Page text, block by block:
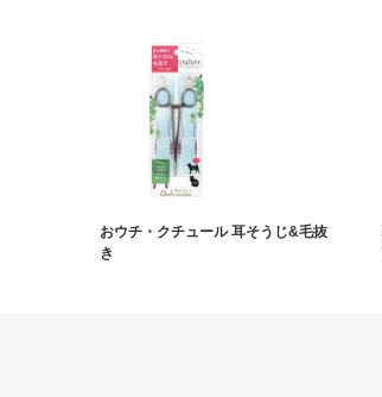
おウチ・クチュール 耳そうじ&毛抜
き